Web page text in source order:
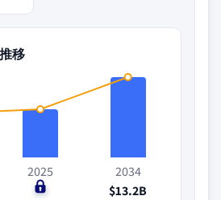
移
2025
$0
2034
$13.2B